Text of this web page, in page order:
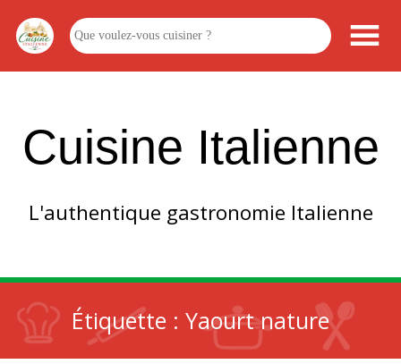
Cuisine Italienne
L'authentique gastronomie Italienne
Étiquette : Yaourt nature